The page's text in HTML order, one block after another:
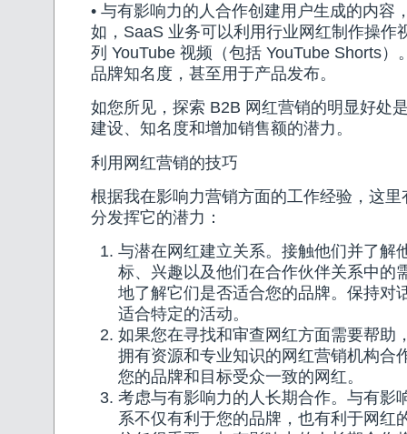
• 与有影响力的人合作创建用户生成的内容
如，SaaS 业务可以利用行业网红制作操作
列 YouTube 视频（包括 YouTube Shorts）
品牌知名度，甚至用于产品发布。
如您所见，探索 B2B 网红营销的明显好处
建设、知名度和增加销售额的潜力。
利用网红营销的技巧
根据我在影响力营销方面的工作经验，这
分发挥它的潜力：
与潜在网红建立关系。接触他们并了解
标、兴趣以及他们在合作伙伴关系中的
地了解它们是否适合您的品牌。保持对
适合特定的活动。
如果您在寻找和审查网红方面需要帮助
拥有资源和专业知识的网红营销机构合
您的品牌和目标受众一致的网红。
考虑与有影响力的人长期合作。与有影
系不仅有利于您的品牌，也有利于网红